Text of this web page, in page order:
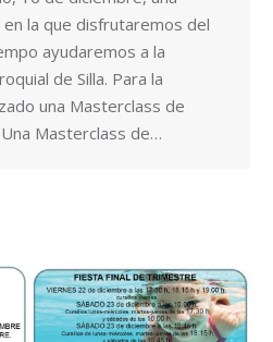
la que disfrutaremos del
ayudaremos a la
de Silla. Para la
una Masterclass de
Masterclass de…